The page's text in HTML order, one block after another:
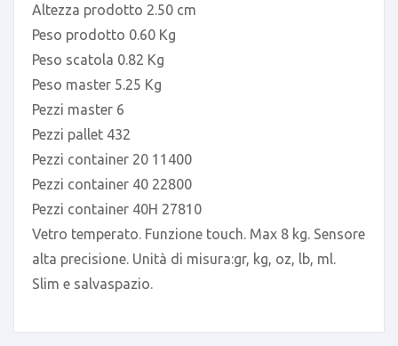
Altezza prodotto 2.50 cm
Peso prodotto 0.60 Kg
Peso scatola 0.82 Kg
Peso master 5.25 Kg
Pezzi master 6
Pezzi pallet 432
Pezzi container 20 11400
Pezzi container 40 22800
Pezzi container 40H 27810
Vetro temperato. Funzione touch. Max 8 kg. Sensore
alta precisione. Unità di misura:gr, kg, oz, lb, ml.
Slim e salvaspazio.